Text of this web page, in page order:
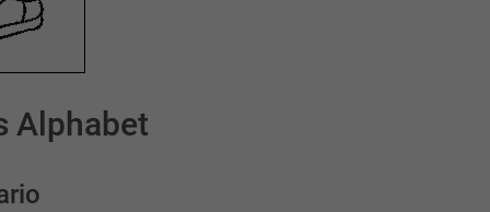
Alphabet